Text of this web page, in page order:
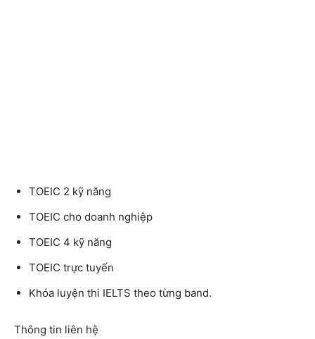
TOEIC 2 kỹ năng
TOEIC cho doanh nghiệp
TOEIC 4 kỹ năng
TOEIC trực tuyến
Khóa luyện thi IELTS theo từng band.
Thông tin liên hệ